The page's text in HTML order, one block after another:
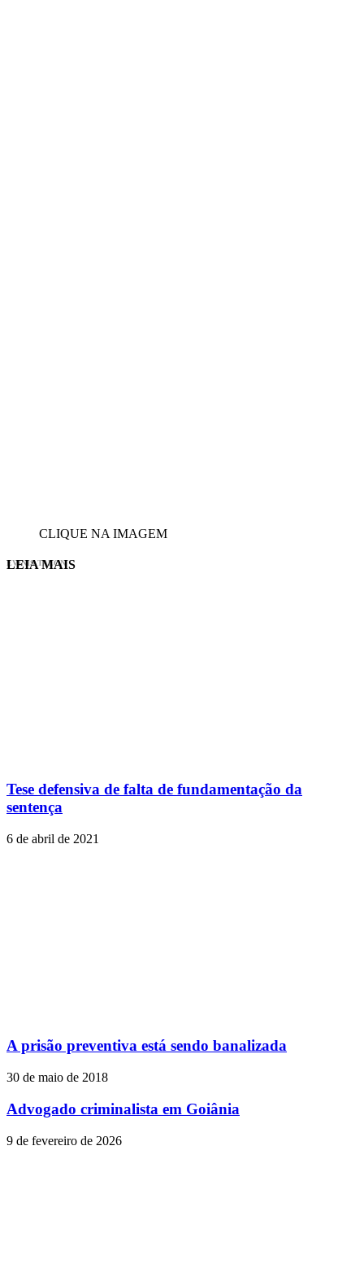
CLIQUE NA IMAGEM
EVINIS TALON
LEIA MAIS
Tese defensiva de falta de fundamentação da
sentença
6 de abril de 2021
A prisão preventiva está sendo banalizada
30 de maio de 2018
Advogado criminalista em Goiânia
9 de fevereiro de 2026